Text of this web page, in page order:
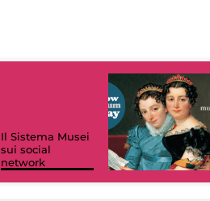
Il Sistema Musei
sui social
network